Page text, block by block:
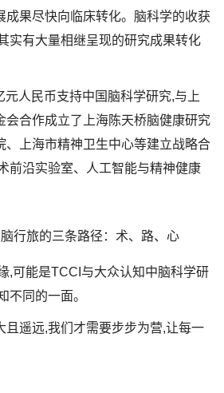
成果尽快向临床转化。脑科学的收获
实有大量相继呈现的研究成果转化
元人民币支持中国脑科学研究,与上
会合作成立了上海陈天桥脑健康研究
、上海市精神卫生中心等建立战略合
前沿实验室、人工智能与精神健康
,可能是TCCI与大众认知中脑科学研
不同的一面。
且遥远,我们才需要步步为营,让每一